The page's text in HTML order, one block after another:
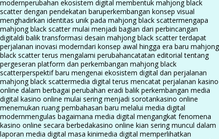
modernperubahan ekosistem digital membentuk mahjong black
scatter dengan pendekatan baruperkembangan konsep visual
menghadirkan identitas unik pada mahjong black scattermengapa
mahjong black scatter mulai menjadi bagian dari perbincangan
digitaldi balik transformasi desain mahjong black scatter terdapat
perjalanan inovasi moderndari konsep awal hingga era baru mahjong
black scatter terus mengalami perubahancatatan editorial tentang
pergeseran platform dan perkembangan mahjong black
scatterperspektif baru mengenai ekosistem digital dan perjalanan
mahjong black scattermedia digital terus mencatat perjalanan kasino
online dalam berbagai perubahan eradi balik perkembangan media
digital kasino online mulai sering menjadi sorotankasino online
menemukan ruang pembahasan baru melalui media digital
modernmengulas bagaimana media digital mengangkat fenomena
kasino online secara berbedakasino online kian sering muncul dalam
laporan media digital masa kinimedia digital memperlihatkan